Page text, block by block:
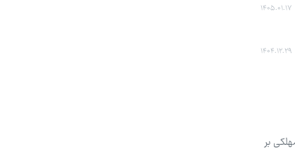
۱۴۰۵.۰۱.۱۷
۱۴۰۴.۱۲.۲۹
بر